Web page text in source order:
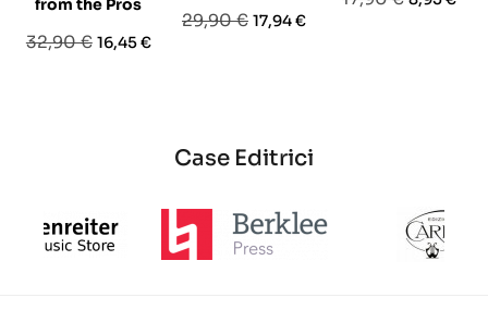
from the Pros
Prezzo
32,90 € Prezzo
16,45 €
Prezzo
29,90 € Prezzo
17,94 €
Case Editrici